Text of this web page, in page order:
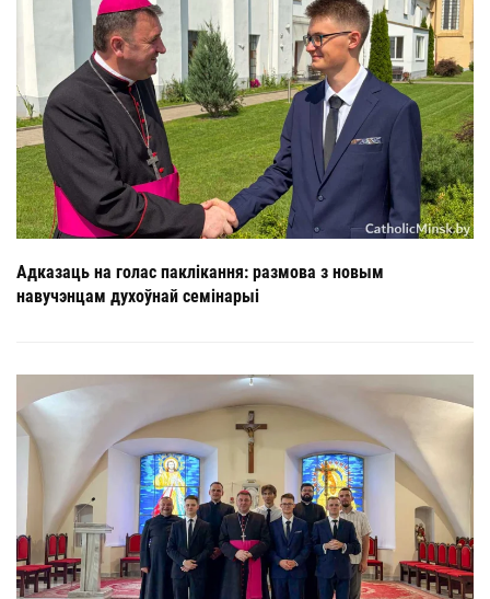
Адказаць на голас паклікання: размова з новым
навучэнцам духоўнай семінарыі